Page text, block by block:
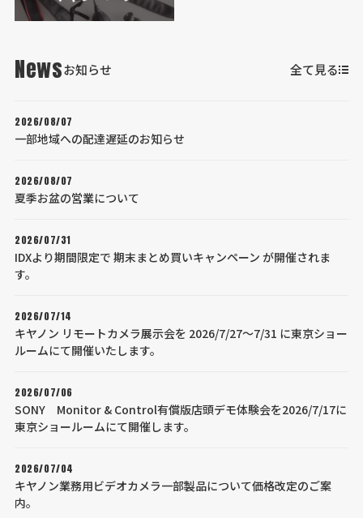
Newsお知らせ 全て見る
2026/08/07
一部地域への配達遅延のお知らせ
2026/08/07
夏季お盆の営業について
2026/07/31
IDXより期間限定で 期末まとめ買いキャンペーン が開催されま
す。
2026/07/14
キヤノン リモートカメラ展示会を 2026/7/27～7/31 に東京ショー
ルームにて開催いたします。
2026/07/06
SONY Monitor & Control有償版店頭デモ体験会を2026/7/17に
東京ショールームにて開催します。
2026/07/04
キヤノン業務用ビデオカメラ一部製品について価格改定のご案
内。